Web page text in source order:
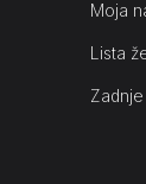
Moja
Lista